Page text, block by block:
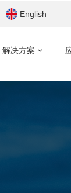
English
解决方案